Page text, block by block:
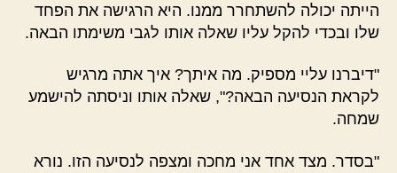
הייתה יכולה להשתחרר ממנו. היא הרגישה את הפחד
שלו ובכדי להקל עליו שאלה אותו לגבי משימתו הבאה.
"דיברנו עליי מספיק. מה איתך? איך אתה מרגיש
לקראת הנסיעה הבאה?", שאלה אותו וניסתה להישמע
שמחה.
"בסדר. מצד אחד אני מחכה ומצפה לנסיעה הזו. נורא